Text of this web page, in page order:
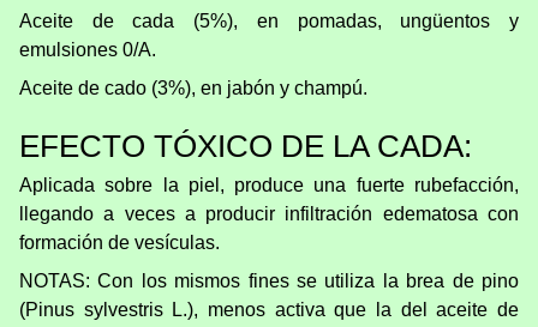
Aceite de cada (5%), en pomadas, ungüentos y
emulsiones 0/A.
Aceite de cado (3%), en jabón y champú.
EFECTO TÓXICO DE LA CADA:
Aplicada sobre la piel, produce una fuerte rubefacción,
llegando a veces a producir infiltración edematosa con
formación de vesículas.
NOTAS: Con los mismos fines se utiliza la brea de pino
(Pinus sylvestris L.), menos activa que la del aceite de